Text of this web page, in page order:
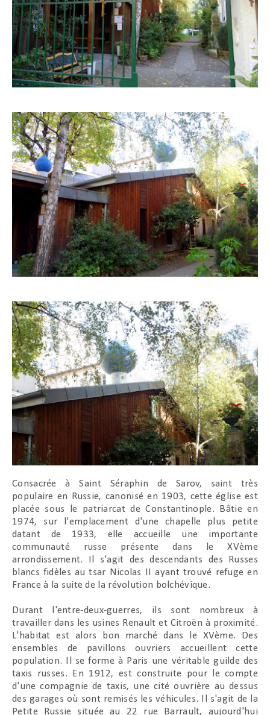
Consacrée à Saint Séraphin de Sarov, saint très
populaire en Russie, canonisé en 1903, cette église est
placée sous le patriarcat de Constantinople. Bâtie en
1974, sur l'emplacement d'une chapelle plus petite
datant de 1933, elle accueille une importante
communauté russe présente dans le XVème
arrondissement. Il s'agit des descendants des Russes
blancs fidèles au tsar Nicolas II ayant trouvé refuge en
France à la suite de la révolution bolchévique.
Durant l'entre-deux-guerres, ils sont nombreux à
travailler dans les usines Renault et Citroën à proximité.
L'habitat est alors bon marché dans le XVème. Des
ensembles de pavillons ouvriers accueillent cette
population. Il se forme à Paris une véritable guilde des
taxis russes. En 1912, est construite pour le compte
d'une compagnie de taxis, une cité ouvrière au dessus
des garages où sont remisés les véhicules. Il s'agit de la
Petite Russie située au 22 rue Barrault, aujourd'hui